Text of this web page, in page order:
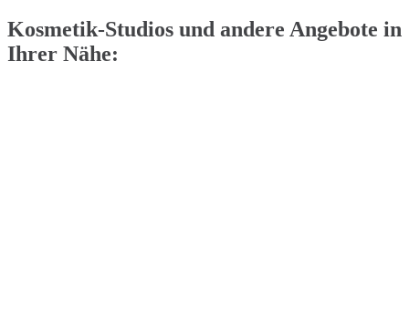
Kosmetik-Studios und andere Angebote in
Ihrer Nähe: